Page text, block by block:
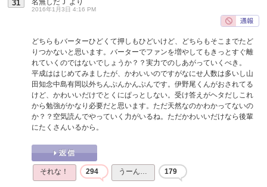
31 名無しだＪ より
2016年1月3日 4:16 PM
どちらもバーターひどくて押しもひどいけど、どちらもそこまでたど
りつかないと思います。バーターでファンを増やしてもきっとすぐ離
れていくのではないでしょうか？？実力でのしあがっていくべき。
平成ははじめてみましたが、かわいいのですがなにせ人数は多いし山
田知念中島有岡以外ちんぷんかんぷんです。伊野尾くんがおされてる
けど、かわいいだけでとくにぱっとしない。受け答えがヘタだしこれ
から勉強がかなり必要だと思います。ただ天然なのかわかってないの
か？？空気読んでやっていく力がいるね。ただかわいいだけなら後輩
にたくさんいるから。
それな！ 294 うーん… 179